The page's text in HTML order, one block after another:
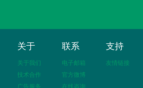
关于
关于我们
技术合作
广告服务
联系
电子邮箱
官方微博
在线咨询
支持
友情链接